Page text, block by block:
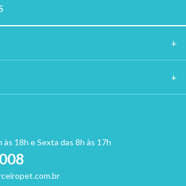
18h e Sexta das 8h às 17h